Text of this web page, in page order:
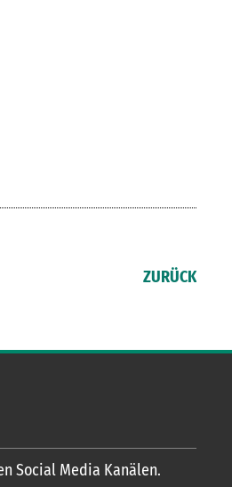
ZURÜCK
Social Media Kanälen.